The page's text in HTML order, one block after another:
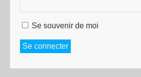
Se souvenir de moi
Se connecter